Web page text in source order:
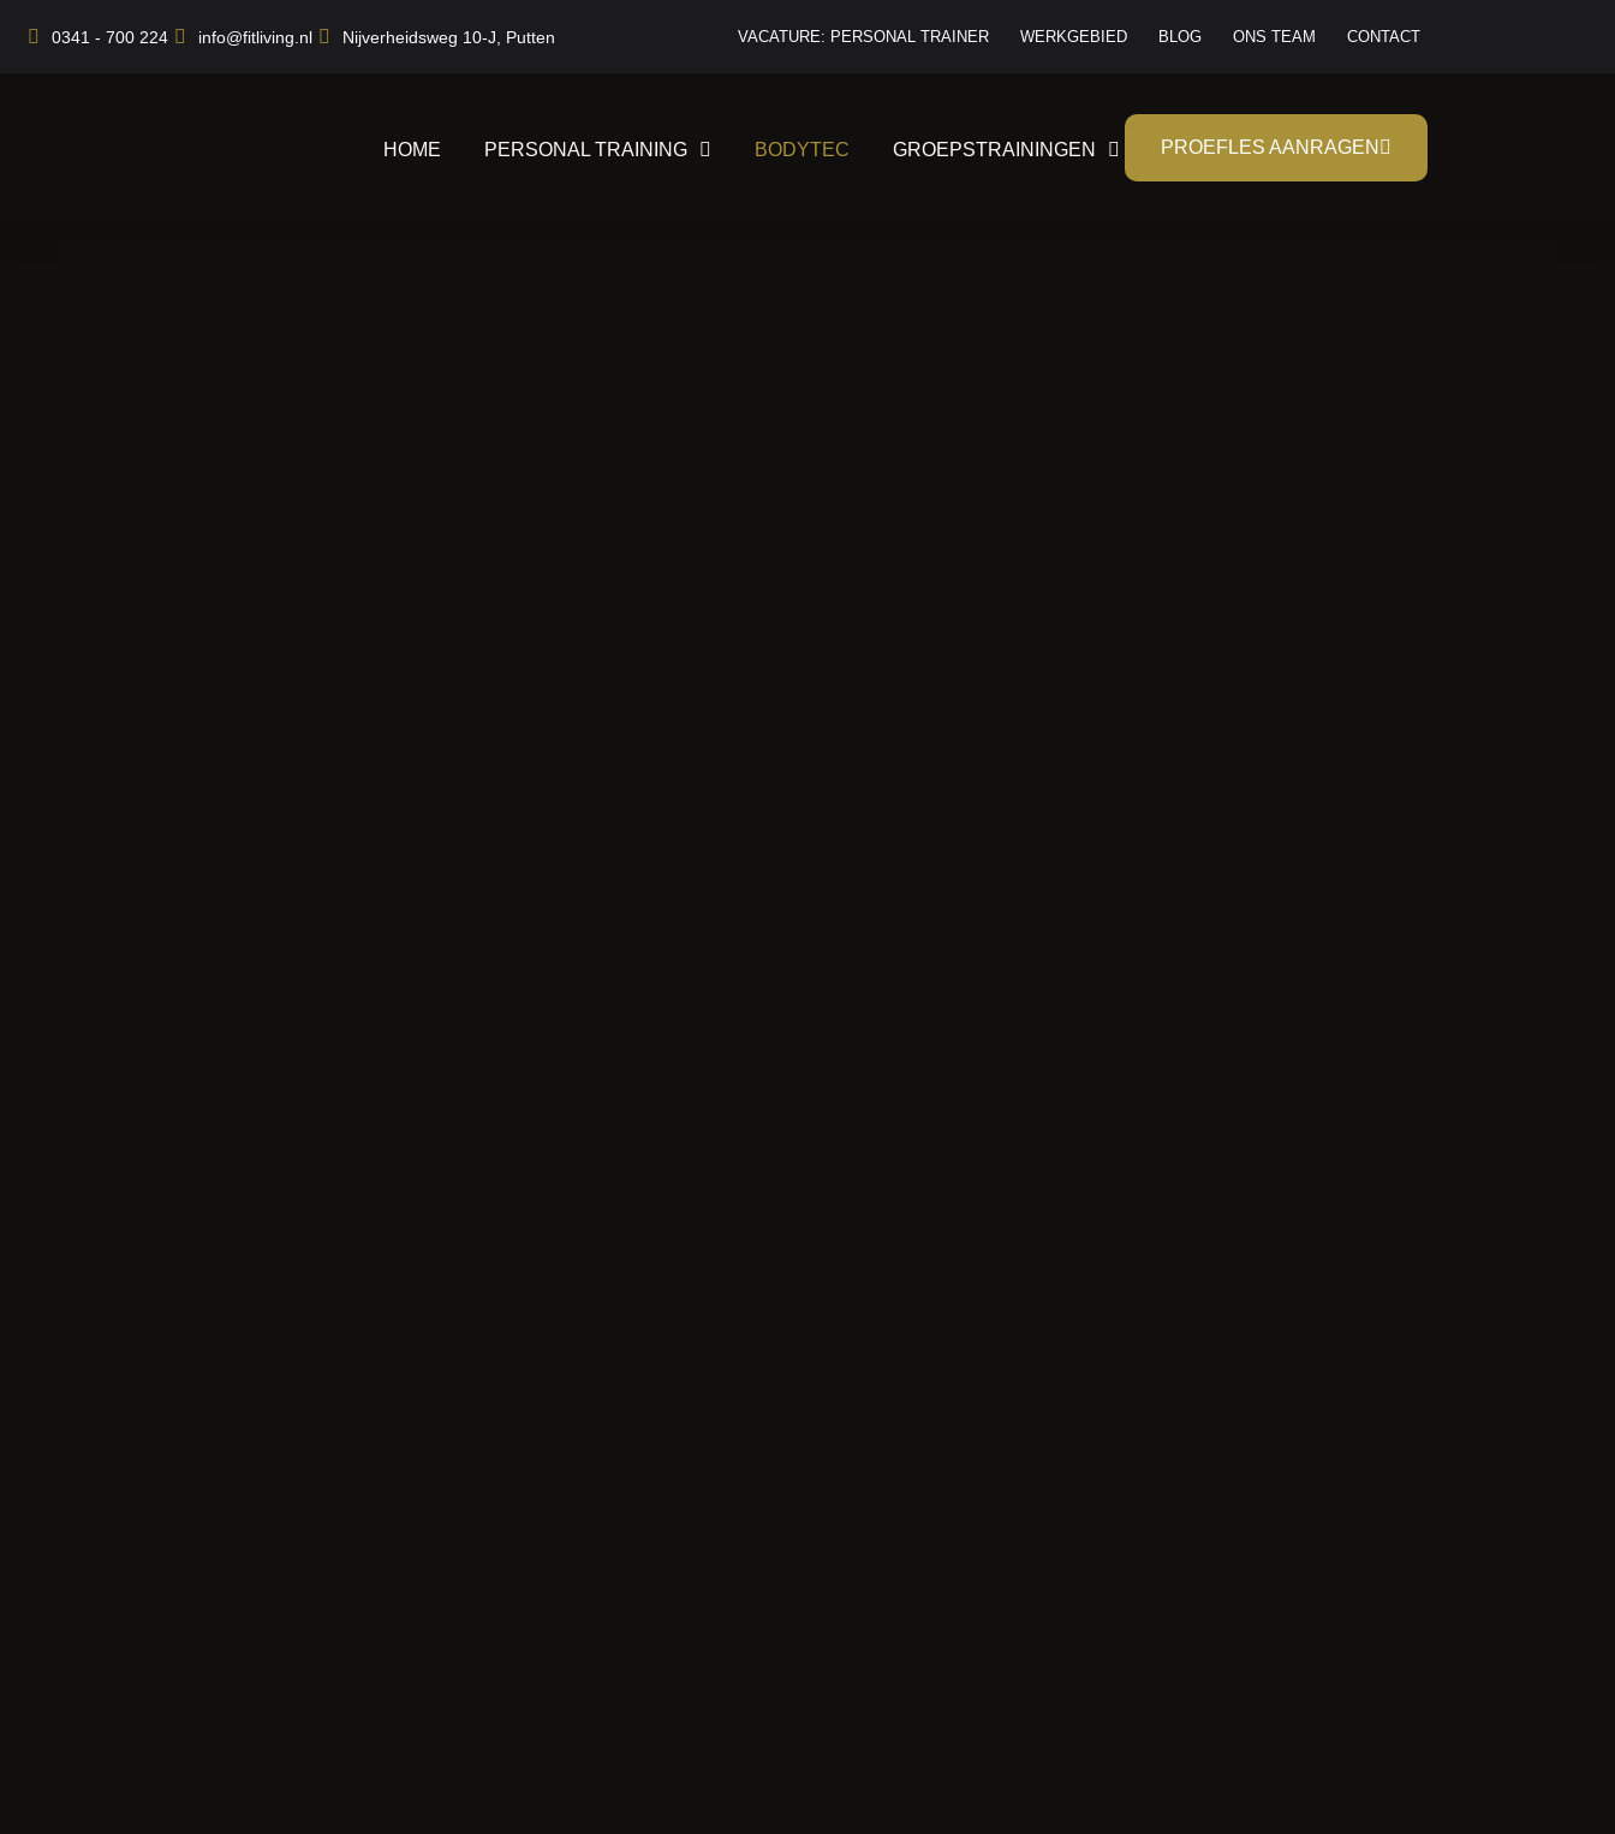
naar
0341 - 700 224 info@fitliving.nl Nijverheidsweg 10-J, Putten VACATURE: PERSONAL TRAINER WERKGEBIED BLOG ONS TEAM CONTACT
HOME PERSONAL TRAINING BODYTEC GROEPSTRAININGEN PROEFLES AANRAGEN